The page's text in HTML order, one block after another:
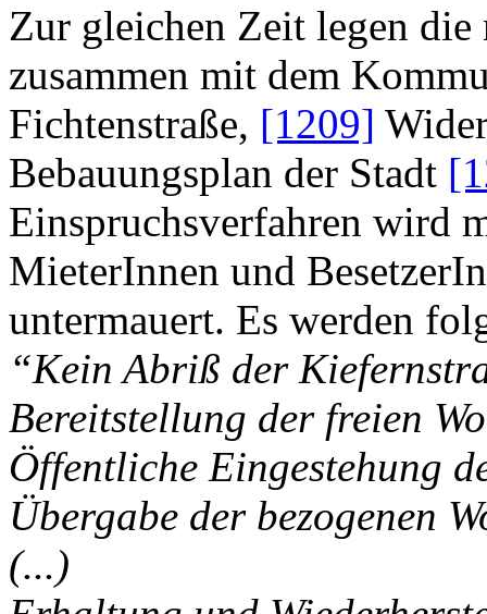
Zur gleichen Zeit legen die
zusammen mit dem
Fichtenstraße, [1209]
Bebauungsplan der Stadt
Einspruchsverfahren wird
MieterInnen und
untermauert. Es werden
“Kein Abriß der
Bereitstellung der freien
Öffentliche Eingestehung
Übergabe der bezogenen
(...)